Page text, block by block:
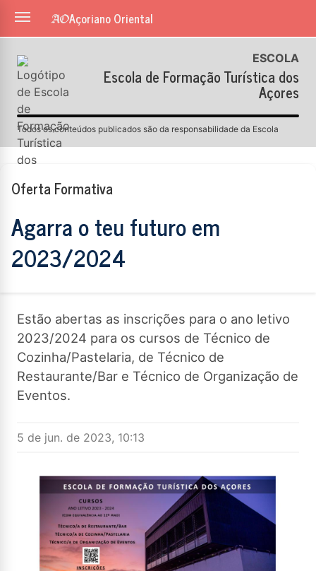
Açoriano Oriental
ESCOLA
Escola de Formação Turística dos
Açores
Todos os conteúdos publicados são da responsabilidade da Escola
Oferta Formativa
Agarra o teu futuro em
2023/2024
Estão abertas as inscrições para o ano letivo
2023/2024 para os cursos de Técnico de
Cozinha/Pastelaria, de Técnico de
Restaurante/Bar e Técnico de Organização de
Eventos.
5 de jun. de 2023, 10:13